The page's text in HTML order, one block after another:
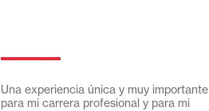
Una experiencia única y muy importante
para mi carrera profesional y para mi